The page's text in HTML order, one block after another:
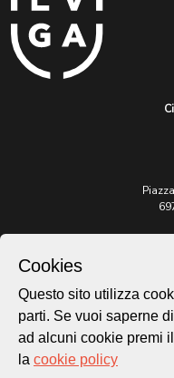
t.
Cookies
Questo sito utilizza
parti. Se vuoi saperne
ad alcuni cookie premi
la cookie policy